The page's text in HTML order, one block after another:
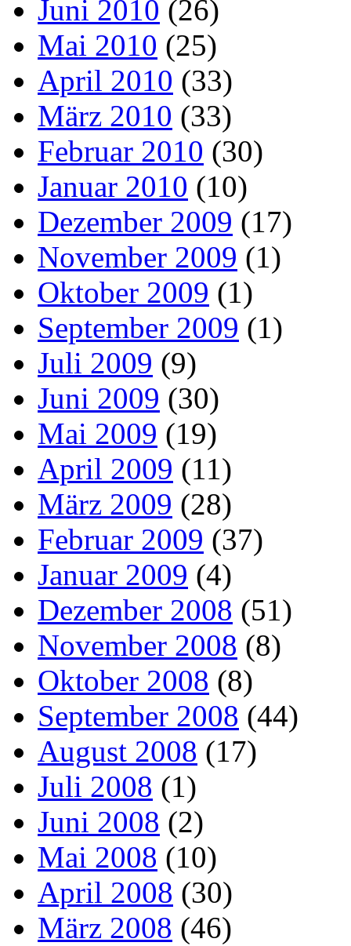
Juni 2010 (26)
Mai 2010 (25)
April 2010 (33)
März 2010 (33)
Februar 2010 (30)
Januar 2010 (10)
Dezember 2009 (17)
November 2009 (1)
Oktober 2009 (1)
September 2009 (1)
Juli 2009 (9)
Juni 2009 (30)
Mai 2009 (19)
April 2009 (11)
März 2009 (28)
Februar 2009 (37)
Januar 2009 (4)
Dezember 2008 (51)
November 2008 (8)
Oktober 2008 (8)
September 2008 (44)
August 2008 (17)
Juli 2008 (1)
Juni 2008 (2)
Mai 2008 (10)
April 2008 (30)
März 2008 (46)